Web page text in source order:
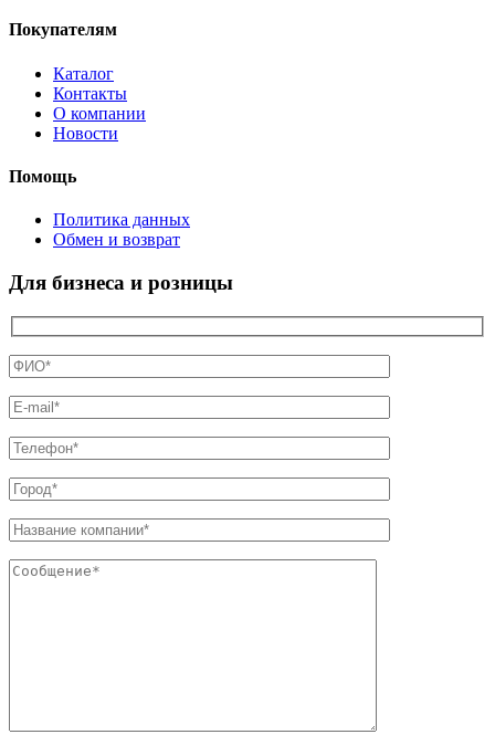
Покупателям
Каталог
Контакты
О компании
Новости
Помощь
Политика данных
Обмен и возврат
Для бизнеса и розницы